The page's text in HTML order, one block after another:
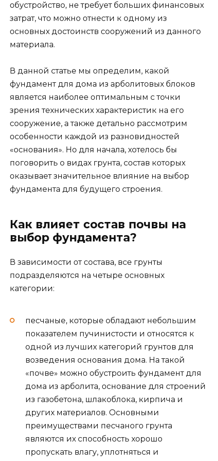
обустройство, не требует больших финансовых
затрат, что можно отнести к одному из
основных достоинств сооружений из данного
материала.
В данной статье мы определим, какой
фундамент для дома из арболитовых блоков
является наиболее оптимальным с точки
зрения технических характеристик на его
сооружение, а также детально рассмотрим
особенности каждой из разновидностей
«основания». Но для начала, хотелось бы
поговорить о видах грунта, состав которых
оказывает значительное влияние на выбор
фундамента для будущего строения.
Как влияет состав почвы на
выбор фундамента?
В зависимости от состава, все грунты
подразделяются на четыре основных
категории:
песчаные, которые обладают небольшим
показателем пучинистости и относятся к
одной из лучших категорий грунтов для
возведения основания дома. На такой
«почве» можно обустроить фундамент для
дома из арболита, основание для строений
из газобетона, шлакоблока, кирпича и
других материалов. Основными
преимуществами песчаного грунта
являются их способность хорошо
пропускать влагу, уплотняться и